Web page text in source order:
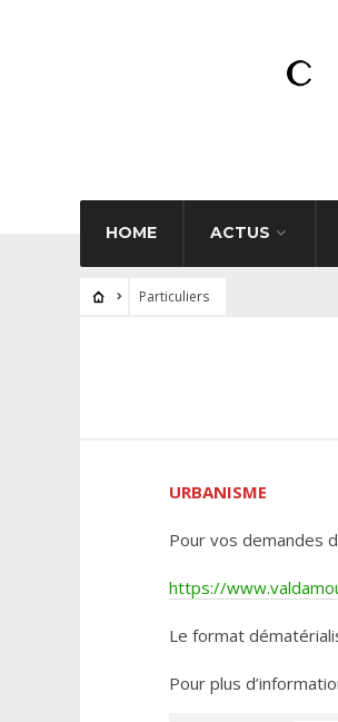
HOME ACTUS
Particuliers
URBANISME
Pour vos demandes
https://
Le format
Pour plus